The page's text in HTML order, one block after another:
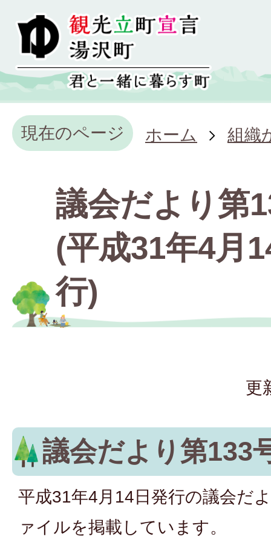
現在のページ ホーム 組織
議会だより第
(平成31年4月
行)
更
議会だより第133
平成31年4月14日発行の議会だ
ァイルを掲載しています。